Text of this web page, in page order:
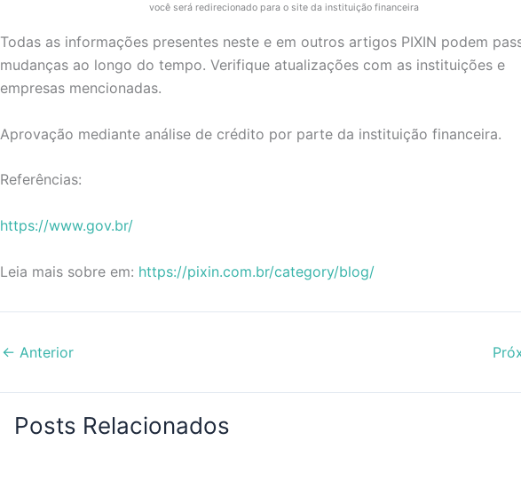
você será redirecionado para o site da instituição financeira
Todas as informações presentes neste e em outros artigos PIXIN podem
mudanças ao longo do tempo. Verifique atualizações com as instituições e
empresas mencionadas.
Aprovação mediante análise de crédito por parte da instituição financeira.
Referências:
https://www.gov.br/
Leia mais sobre em: https://pixin.com.br/category/blog/
← Anterior
Posts Relacionados